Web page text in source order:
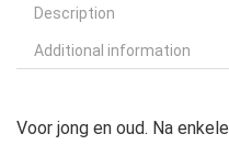
Description
Additional information
Voor jong en oud. Na